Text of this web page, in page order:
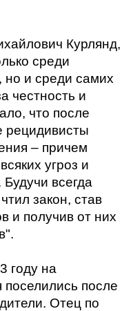
Курлянд,
среди
но и среди самих
честность и
что после
– причем
угроз и
всегда
закон, став
и получив от них
году на
после
Отец по